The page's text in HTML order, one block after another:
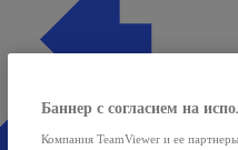
Баннер с согласием на
Компания TeamViewer и ее